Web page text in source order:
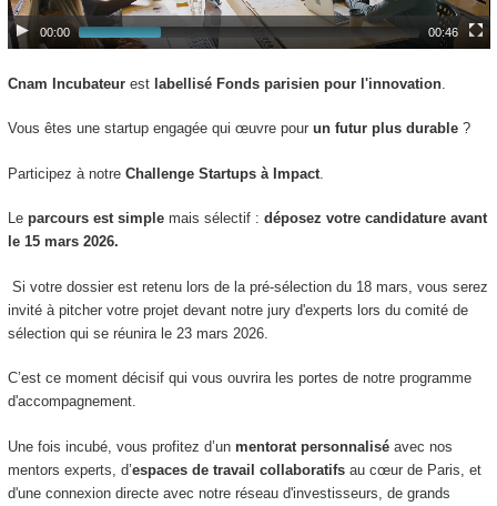
00:00 00:46
Cnam Incubateurest labellisé Fonds parisien pour l'innovation.
Vous êtes une startup engagée qui œuvre pour un futur plus durable?
Participez à notre Challenge Startups à Impact.
Le parcours est simplemais sélectif : déposez votre candidature avant
le 15 mars 2026.
Si votre dossier est retenu lors de la pré-sélection du 18 mars, vous serez
invité à pitcher votre projet devant notre jury d'experts lors du comité de
sélection qui se réunira le 23 mars 2026.
C’est ce moment décisif qui vous ouvrira les portes de notre programme
d'accompagnement.
Une fois incubé, vous profitez d’un mentorat personnaliséavec nos
mentors experts, d’espaces de travail collaboratifs au cœur de Paris, et
d'une connexion directe avec notre réseau d'investisseurs, de grands